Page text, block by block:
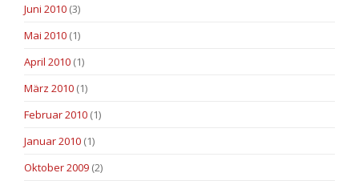
Juni 2010 (3)
Mai 2010 (1)
April 2010 (1)
März 2010 (1)
Februar 2010 (1)
Januar 2010 (1)
Oktober 2009 (2)